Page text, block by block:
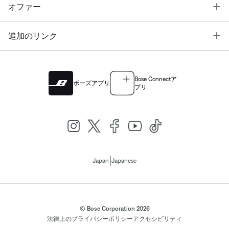
オファー
追加のリンク
ボーズアプリ
Bose Connectア
プリ
Japan Japanese
© Bose Corporation 2026
法律上のプライバシーポリシーアクセシビリティ